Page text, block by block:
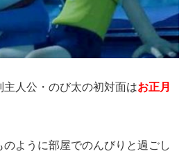
人公・のび太の初対面はお正月
ように部屋でのんびりと過ごし